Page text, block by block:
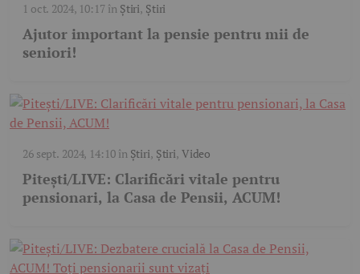
1 oct. 2024, 10:17în Știri, Știri
Ajutor important la pensie pentru mii de
seniori!
26 sept. 2024, 14:10în Știri, Știri, Video
Pitești/LIVE: Clarificări vitale pentru
pensionari, la Casa de Pensii, ACUM!